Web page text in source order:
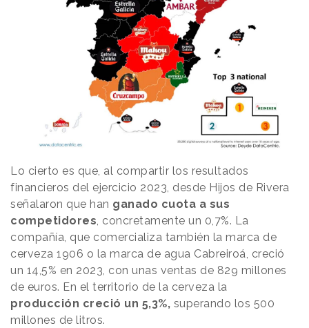
Lo cierto es que, al compartir los resultados
financieros del ejercicio 2023, desde Hijos de Rivera
señalaron que han ganado cuota a sus
competidores, concretamente un 0,7%. La
compañía, que comercializa también la marca de
cerveza 1906 o la marca de agua Cabreiroá, creció
un 14,5% en 2023, con unas ventas de 829 millones
de euros. En el territorio de la cerveza la
producción creció un 5,3%, superando los 500
millones de litros.